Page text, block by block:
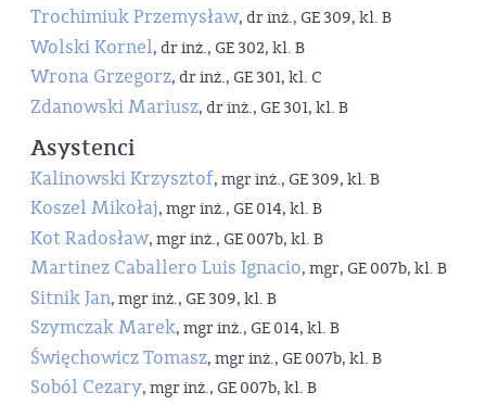
Trochimiuk Przemysław, dr inż., GE 309, kl. B
Wolski Kornel, dr inż., GE 302, kl. B
Wrona Grzegorz, dr inż., GE 301, kl. C
Zdanowski Mariusz, dr inż., GE 301, kl. B
Asystenci
Kalinowski Krzysztof, mgr inż., GE 309, kl. B
Koszel Mikołaj, mgr inż., GE 014, kl. B
Kot Radosław, mgr inż., GE 007b, kl. B
Martinez Caballero Luis Ignacio, mgr, GE 007b, kl. B
Sitnik Jan, mgr inż., GE 309, kl. B
Szymczak Marek, mgr inż., GE 014, kl. B
Święchowicz Tomasz, mgr inż., GE 007b, kl. B
Soból Cezary, mgr inż., GE 007b, kl. B